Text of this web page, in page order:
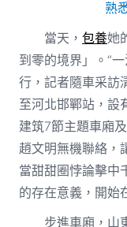
熟
當天， 包養她
到零的境界」。“
行，記者隨車采訪
至河北邯鄲站，設
建筑7節主題車廂
趙文明無機聯絡，
當甜甜圈悖論擊中
的存在意義，開始
步進車廂，山